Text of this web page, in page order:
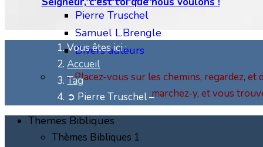
Pierre Truschel
Samuel L.Brengle
Divers auteurs
« Placez-vous sur les chemins, regardez,
marchez-y, et vous
Themes Bibliques
Thèmes Bibliques 1
Vous êtes ici :
Accueil
Tag
➲ Pierre Truschel –